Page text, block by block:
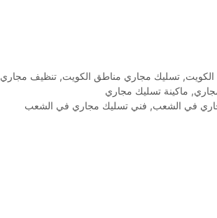
, تسليك مجاري مناطق الكويت, تنظيف مجاري
, ماكينة تسليك مجاري
في الشعب, فني تسليك مجاري في الشعب